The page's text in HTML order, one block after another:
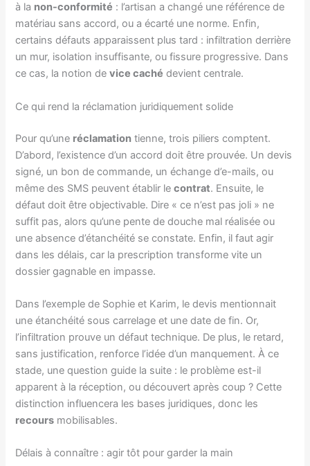
à la non-conformité : l’artisan a changé une référence de
matériau sans accord, ou a écarté une norme. Enfin,
certains défauts apparaissent plus tard : infiltration derrière
un mur, isolation insuffisante, ou fissure progressive. Dans
ce cas, la notion device caché devient centrale.
Ce qui rend la réclamation juridiquement solide
Pour qu’une réclamation tienne, trois piliers comptent.
D’abord, l’existence d’un accord doit être prouvée. Un devis
signé, un bon de commande, un échange d’e-mails, ou
même des SMS peuvent établir lecontrat. Ensuite, le
défaut doit être objectivable. Dire « ce n’est pas joli » ne
suffit pas, alors qu’une pente de douche mal réalisée ou
une absence d’étanchéité se constate. Enfin, il faut agir
dans les délais, car la prescription transforme vite un
dossier gagnable en impasse.
Dans l’exemple de Sophie et Karim, le devis mentionnait
une étanchéité sous carrelage et une date de fin. Or,
l’infiltration prouve un défaut technique. De plus, le retard,
sans justification, renforce l’idée d’un manquement. À ce
stade, une question guide la suite : le problème est-il
apparent à la réception, ou découvert après coup ? Cette
distinction influencera les bases juridiques, donc les
recours mobilisables.
Délais à connaître : agir tôt pour garder la main